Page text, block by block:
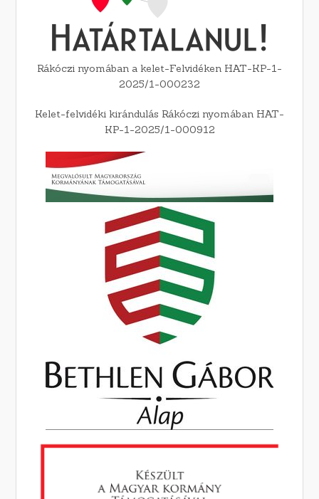
Rákóczi nyomában a kelet-Felvidéken HAT-KP-1-
2025/1-000232
Kelet-felvidéki kirándulás Rákóczi nyomában HAT-
KP-1-2025/1-000912